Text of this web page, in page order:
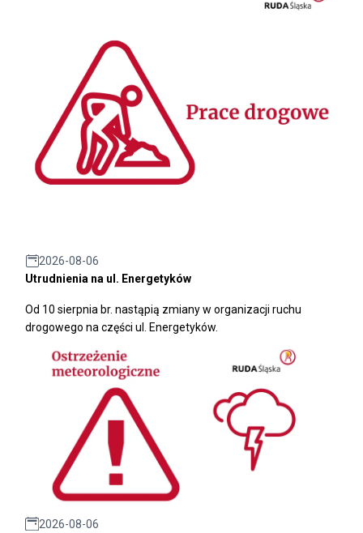
2026-08-06
Utrudnienia na ul. Energetyków
Od 10 sierpnia br. nastąpią zmiany w organizacji ruchu
drogowego na części ul. Energetyków.
2026-08-06